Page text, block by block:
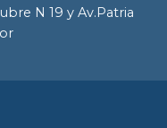
N 19 y Av.Patria